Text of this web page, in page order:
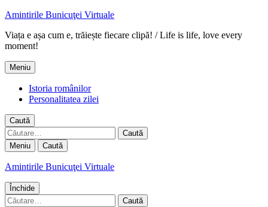
Amintirile Bunicuţei Virtuale
Viața e așa cum e, trăiește fiecare clipă! / Life is life, love every
moment!
Meniu
Istoria românilor
Personalitatea zilei
Caută
Caută
după:
Meniu Caută
Amintirile Bunicuţei Virtuale
Închide
Caută